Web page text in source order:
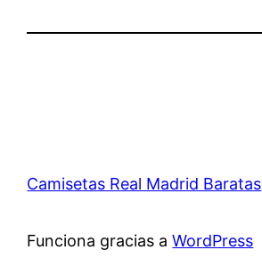
Camisetas Real Madrid Baratas
Funciona gracias aWordPress